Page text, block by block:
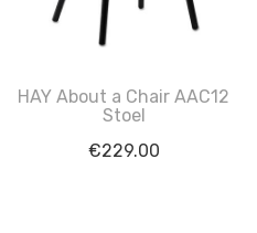
HAY About a Chair AAC12
Stoel
€229.00